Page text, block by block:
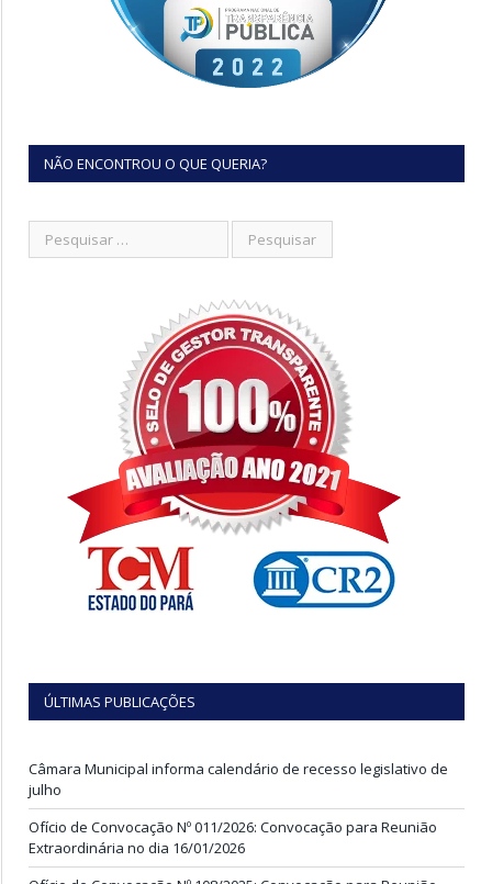
NÃO ENCONTROU O QUE QUERIA?
ÚLTIMAS PUBLICAÇÕES
Câmara Municipal informa calendário de recesso legislativo de
julho
Ofício de Convocação Nº 011/2026: Convocação para Reunião
Extraordinária no dia 16/01/2026